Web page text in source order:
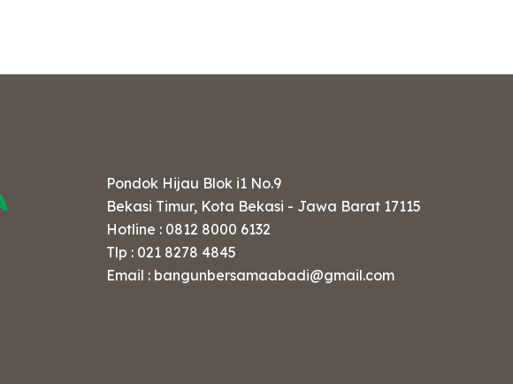
Pondok Hijau Blok i1 No.9
Bekasi Timur, Kota Bekasi - Jawa Barat 17115
Hotline : 0812 8000 6132
Tlp : 021 8278 4845
Email : bangunbersamaabadi@gmail.com